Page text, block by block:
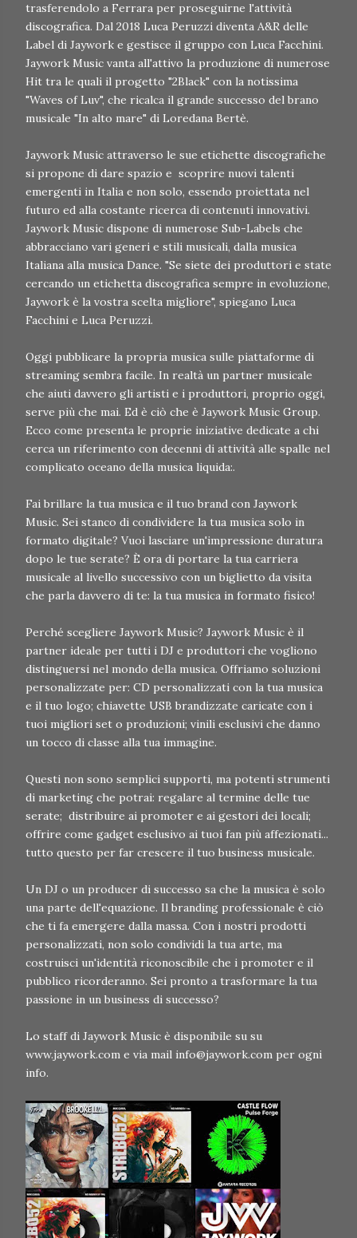
trasferendolo a Ferrara per proseguirne l'attività
discografica. Dal 2018 Luca Peruzzi diventa A&R delle
Label di Jaywork e gestisce il gruppo con Luca Facchini.
Jaywork Music vanta all'attivo la produzione di numerose
Hit tra le quali il progetto "2Black" con la notissima
"Waves of Luv", che ricalca il grande successo del brano
musicale "In alto mare" di Loredana Bertè.
Jaywork Music attraverso le sue etichette discografiche
si propone di dare spazio e scoprire nuovi talenti
emergenti in Italia e non solo, essendo proiettata nel
futuro ed alla costante ricerca di contenuti innovativi.
Jaywork Music dispone di numerose Sub-Labels che
abbracciano vari generi e stili musicali, dalla musica
Italiana alla musica Dance. "Se siete dei produttori e state
cercando un etichetta discografica sempre in evoluzione,
Jaywork è la vostra scelta migliore", spiegano Luca
Facchini e Luca Peruzzi.
Oggi pubblicare la propria musica sulle piattaforme di
streaming sembra facile. In realtà un partner musicale
che aiuti davvero gli artisti e i produttori, proprio oggi,
serve più che mai. Ed è ciò che è Jaywork Music Group.
Ecco come presenta le proprie iniziative dedicate a chi
cerca un riferimento con decenni di attività alle spalle nel
complicato oceano della musica liquida:.
Fai brillare la tua musica e il tuo brand con Jaywork
Music. Sei stanco di condividere la tua musica solo in
formato digitale? Vuoi lasciare un'impressione duratura
dopo le tue serate? È ora di portare la tua carriera
musicale al livello successivo con un biglietto da visita
che parla davvero di te: la tua musica in formato fisico!
Perché scegliere Jaywork Music? Jaywork Music è il
partner ideale per tutti i DJ e produttori che vogliono
distinguersi nel mondo della musica. Offriamo soluzioni
personalizzate per: CD personalizzati con la tua musica
e il tuo logo; chiavette USB brandizzate caricate con i
tuoi migliori set o produzioni; vinili esclusivi che danno
un tocco di classe alla tua immagine.
Questi non sono semplici supporti, ma potenti strumenti
di marketing che potrai: regalare al termine delle tue
serate; distribuire ai promoter e ai gestori dei locali;
offrire come gadget esclusivo ai tuoi fan più affezionati...
tutto questo per far crescere il tuo business musicale.
Un DJ o un producer di successo sa che la musica è solo
una parte dell'equazione. Il branding professionale è ciò
che ti fa emergere dalla massa. Con i nostri prodotti
personalizzati, non solo condividi la tua arte, ma
costruisci un'identità riconoscibile che i promoter e il
pubblico ricorderanno. Sei pronto a trasformare la tua
passione in un business di successo?
Lo staff di Jaywork Music è disponibile su su
www.jaywork.com e via mail info@jaywork.com per ogni
info.